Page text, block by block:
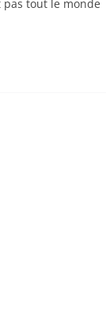
pas tout le monde